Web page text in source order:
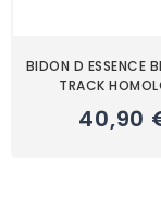
BIDON D ESSENCE
TRACK
40,90